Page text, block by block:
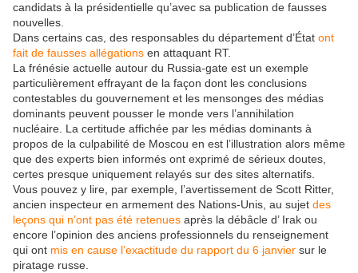
candidats à la présidentielle qu’avec sa publication de fausses
nouvelles.
Dans certains cas, des responsables du département d’État ont
fait de fausses allégations en attaquant RT.
La frénésie actuelle autour du Russia-gate est un exemple
particulièrement effrayant de la façon dont les conclusions
contestables du gouvernement et les mensonges des médias
dominants peuvent pousser le monde vers l’annihilation
nucléaire. La certitude affichée par les médias dominants à
propos de la culpabilité de Moscou en est l’illustration alors même
que des experts bien informés ont exprimé de sérieux doutes,
certes presque uniquement relayés sur des sites alternatifs.
Vous pouvez y lire, par exemple, l’avertissement de Scott Ritter,
ancien inspecteur en armement des Nations-Unis, au sujet des
leçons qui n’ont pas été retenues après la débâcle d’ Irak ou
encore l’opinion des anciens professionnels du renseignement
qui ont mis en cause l’exactitude du rapport du 6 janvier sur le
piratage russe.